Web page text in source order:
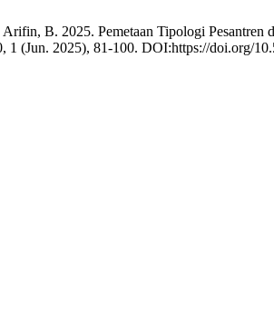
B. 2025. Pemetaan Tipologi
1 (Jun. 2025), 81-100. DOI:https://doi.org/